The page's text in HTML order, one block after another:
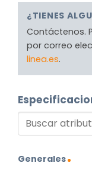
¿TIENES
Contáctenos.
por correo
linea.es.
Generales